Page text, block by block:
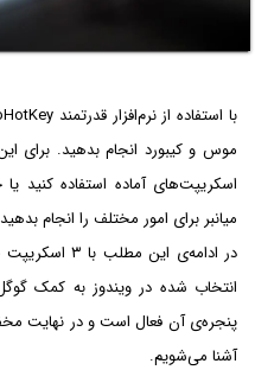
موس و کیبورد انجام بدهید. برای
اسکریپت‌های آماده استفاده کنید
میانبر برای امور مختلف را انجام
در ادامه‌ی
انتخاب شده در ویندوز به کمک
پنجره‌ی آن فعال است و در نهایت
آشنا می‌شویم.